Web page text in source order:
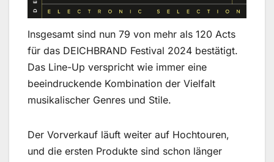
Insgesamt sind nun 79 von mehr als 120 Acts
für das DEICHBRAND Festival 2024 bestätigt.
Das Line-Up verspricht wie immer eine
beeindruckende Kombination der Vielfalt
musikalischer Genres und Stile.
Der Vorverkauf läuft weiter auf Hochtouren,
und die ersten Produkte sind schon länger